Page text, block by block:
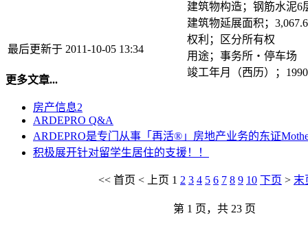
建筑物构造；钢筋水泥6
建筑物延展面积；
权利；区分所有权
用途；事务所・停车场
竣工年月（西历）；
最后更新于 2011-10-05 13:34
更多文章...
房产信息2
ARDEPRO Q&A
ARDEPRO是专门从事「再活®」房地产业务的东证
积极展开针对留学生居住的支援！！
<< 首页 < 上页 1 2 3 4 5 6 7 8 9 10 下页 > 末
第 1 页，共 23 页